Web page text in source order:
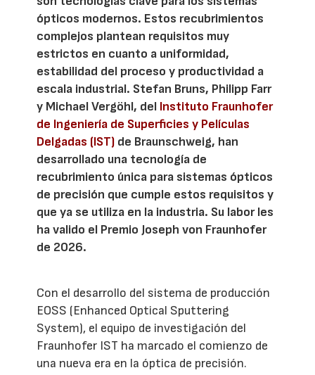
ópticos modernos. Estos recubrimientos
complejos plantean requisitos muy
estrictos en cuanto a uniformidad,
estabilidad del proceso y productividad a
escala industrial. Stefan Bruns, Philipp Farr
y Michael Vergöhl, del Instituto Fraunhofer
de Ingeniería de Superficies y Películas
Delgadas (IST) de Braunschweig, han
desarrollado una tecnología de
recubrimiento única para sistemas ópticos
de precisión que cumple estos requisitos y
que ya se utiliza en la industria. Su labor les
ha valido el Premio Joseph von Fraunhofer
de 2026.
Con el desarrollo del sistema de producción
EOSS (Enhanced Optical Sputtering
System), el equipo de investigación del
Fraunhofer IST ha marcado el comienzo de
una nueva era en la óptica de precisión.